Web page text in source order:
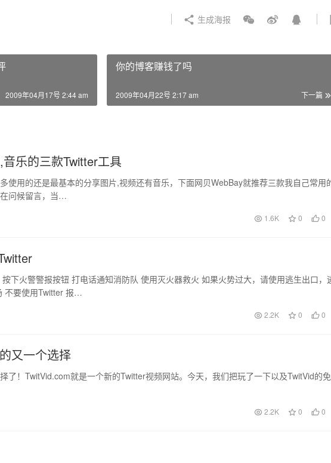
生成海报
2009年04月17号 2:44 am
你的博客赚钱了吗
下一篇
2009年04月22号 2:17 am
乐的三款Twitter工具
使用的还是最基本的分享图片,视频还有音乐，下面网贝WebBay就推荐三款我自己常用
问候留言，当…
1.6K 0 0
下火警警报按钮 打电话通知消防队 使用灭火器救火 如果火势过大，请使用逃生出口，
不要使用Twitter 报…
2.2K 0 0
又一个选择
了！TwitVid.com就是一个新的Twitter视频网站。今天，我们把玩了一下以及TwitVid的免
2.2K 0 0